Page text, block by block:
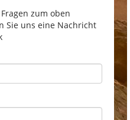
zum oben
Sie uns eine Nachricht